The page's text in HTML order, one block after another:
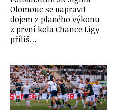
Olomouc se napravit
dojem z planého výkonu
z první kola Chance Ligy
příliš…